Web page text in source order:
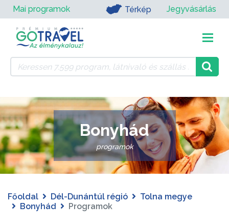
Mai programok Térkép Jegyvásárlás
Bonyhád
programok
Főoldal Dél-Dunántúl régió
Tolna megye
Bonyhád
Programok